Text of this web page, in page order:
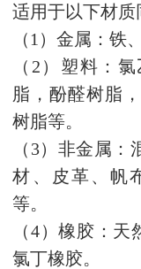
适用于以下材质
（1）金属：铁
（2）塑料：
脂，酚醛树脂
树脂等。
（3）非金属
材、皮革、帆
等。
（4）橡胶：天
氯丁橡胶。